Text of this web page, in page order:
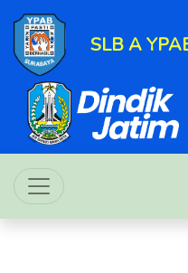
SLB A